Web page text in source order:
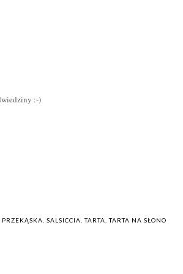
:-)
PRZEKĄSKA SALSICCIA ,TARTA ,TARTA NA SŁONO